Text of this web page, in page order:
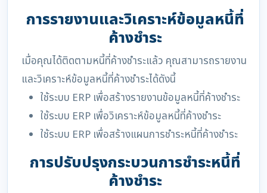
การรายงานและวิเคราะห์ข้อมูลหนี้ที่
ค้างชำระ
เมื่อคุณได้ติดตามหนี้ที่ค้างชำระแล้ว คุณสามารถรายงาน
และวิเคราะห์ข้อมูลหนี้ที่ค้างชำระได้ดังนี้
ใช้ระบบ ERP เพื่อสร้างรายงานข้อมูลหนี้ที่ค้างชำระ
ใช้ระบบ ERP เพื่อวิเคราะห์ข้อมูลหนี้ที่ค้างชำระ
ใช้ระบบ ERP เพื่อสร้างแผนการชำระหนี้ที่ค้างชำระ
การปรับปรุงกระบวนการชำระหนี้ที่
ค้างชำระ